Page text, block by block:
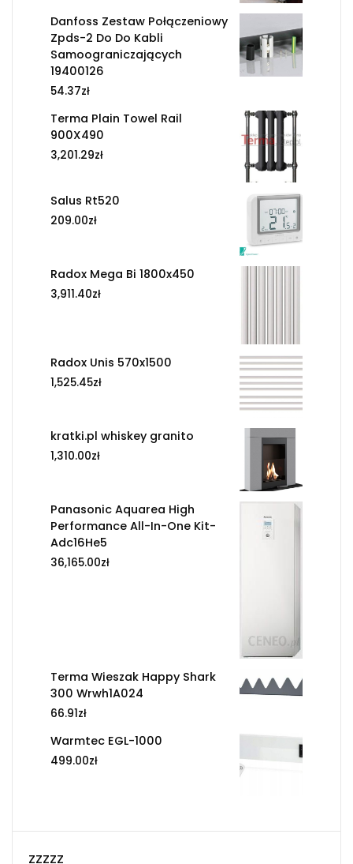
Danfoss Zestaw Połączeniowy
Zpds-2 Do Do Kabli
Samoograniczających
19400126
54.37zł
Terma Plain Towel Rail
900X490
3,201.29zł
Salus Rt520
209.00zł
Radox Mega Bi 1800x450
3,911.40zł
Radox Unis 570x1500
1,525.45zł
kratki.pl whiskey granito
1,310.00zł
Panasonic Aquarea High
Performance All-In-One Kit-
Adc16He5
36,165.00zł
Terma Wieszak Happy Shark
300 Wrwh1A024
66.91zł
Warmtec EGL-1000
499.00zł
zzzzz